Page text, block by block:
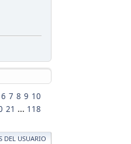
6 7 8 9 10
21 ... 118
DEL USUARIO